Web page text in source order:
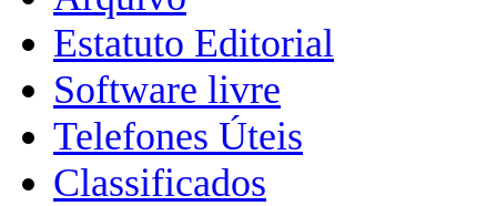
Estatuto Editorial
Software livre
Telefones Úteis
Classificados